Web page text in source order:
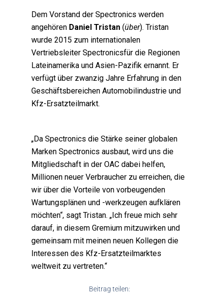
Dem Vorstand der Spectronics werden
angehören Daniel Tristan(über). Tristan
wurde 2015 zum internationalen
Vertriebsleiter Spectronicsfür die Regionen
Lateinamerika und Asien-Pazifik ernannt. Er
verfügt über zwanzig Jahre Erfahrung in den
Geschäftsbereichen Automobilindustrie und
Kfz-Ersatzteilmarkt.
„Da Spectronics die Stärke seiner globalen
Marken Spectronics ausbaut, wird uns die
Mitgliedschaft in der OAC dabei helfen,
Millionen neuer Verbraucher zu erreichen, die
wir über die Vorteile von vorbeugenden
Wartungsplänen und -werkzeugen aufklären
möchten“, sagt Tristan. „Ich freue mich sehr
darauf, in diesem Gremium mitzuwirken und
gemeinsam mit meinen neuen Kollegen die
Interessen des Kfz-Ersatzteilmarktes
weltweit zu vertreten.“
Beitrag teilen: